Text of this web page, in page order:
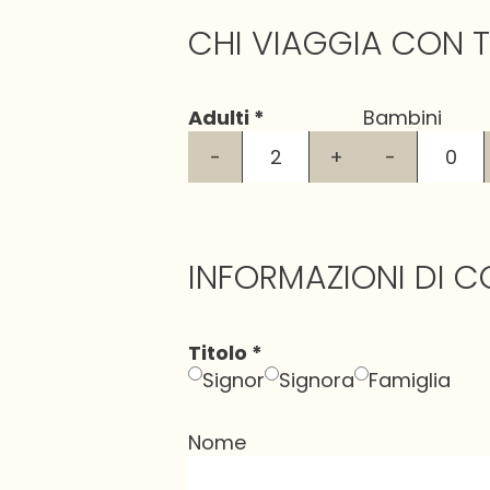
CHI VIAGGIA CON
Adulti
-
+
Bambini
-
INFORMAZIONI DI
Titolo
Signor Signora Famiglia
Nome